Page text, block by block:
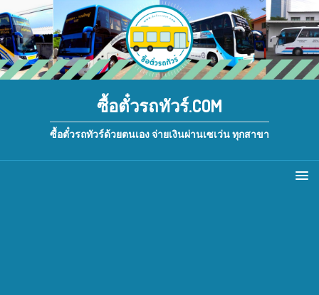
ซื้อตั๋วรถทัวร์.COM
ซื้อตั๋วรถทัวร์ด้วยตนเอง จ่ายเงินผ่านเซเว่น ทุกสาขา